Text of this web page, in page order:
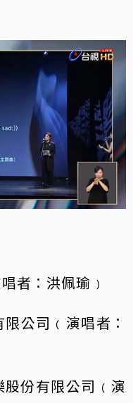
者：洪佩瑜﹚
公司﹙演唱者：
份有限公司﹙演